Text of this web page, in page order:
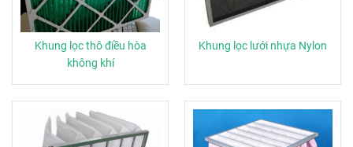
Khung lọc thô điều hòa
không khí
Khung lọc lưới nhựa Nylon